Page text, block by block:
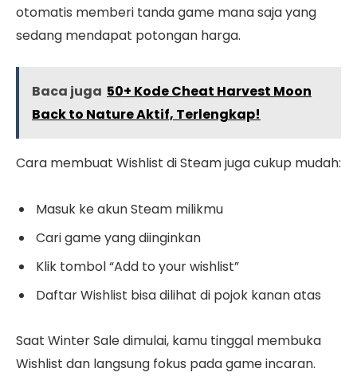
otomatis memberi tanda game mana saja yang
sedang mendapat potongan harga.
Baca juga 50+ Kode Cheat Harvest Moon
Back to Nature Aktif, Terlengkap!
Cara membuat Wishlist di Steam juga cukup mudah:
Masuk ke akun Steam milikmu
Cari game yang diinginkan
Klik tombol “Add to your wishlist”
Daftar Wishlist bisa dilihat di pojok kanan atas
Saat Winter Sale dimulai, kamu tinggal membuka
Wishlist dan langsung fokus pada game incaran.